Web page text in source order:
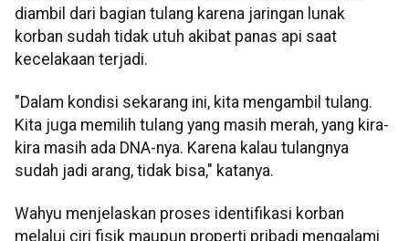
diambil dari bagian tulang karena jaringan lunak
korban sudah tidak utuh akibat panas api saat
kecelakaan terjadi.
"Dalam kondisi sekarang ini, kita mengambil tulang.
Kita juga memilih tulang yang masih merah, yang kira-
kira masih ada DNA-nya. Karena kalau tulangnya
sudah jadi arang, tidak bisa," katanya.
Wahyu menjelaskan proses identifikasi korban
melalui ciri fisik maupun properti pribadi mengalami